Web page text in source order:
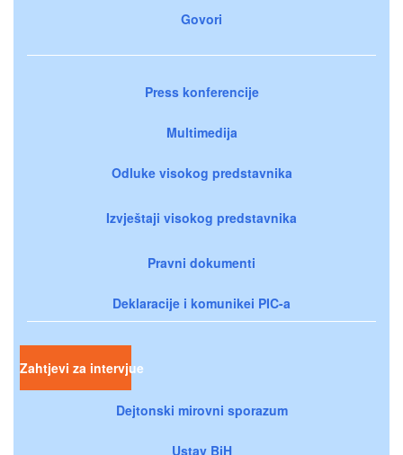
Govori
Press konferencije
Multimedija
Odluke visokog predstavnika
Izvještaji visokog predstavnika
Pravni dokumenti
Deklaracije i komunikei PIC-a
Zahtjevi za intervjue
Dejtonski mirovni sporazum
Ustav BiH